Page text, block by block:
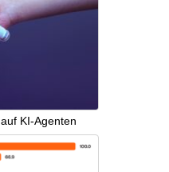
KI-Agenten